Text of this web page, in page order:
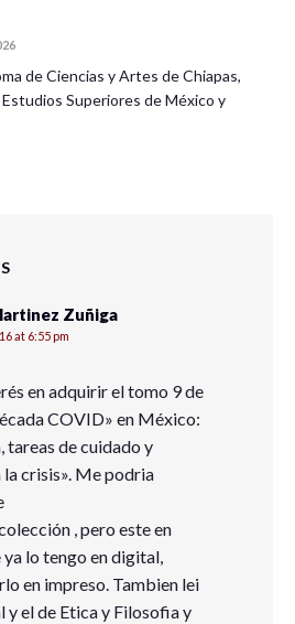
de Ciencias y Artes de Chiapas,
Superiores de México y
Zuñiga
at 6:55 pm
en adquirir el tomo 9 de
COVID» en México:
tareas de cuidado y
crisis». Me podria
, pero este en
lo tengo en digital,
en impreso. Tambien lei
y el de Etica y Filosofia y